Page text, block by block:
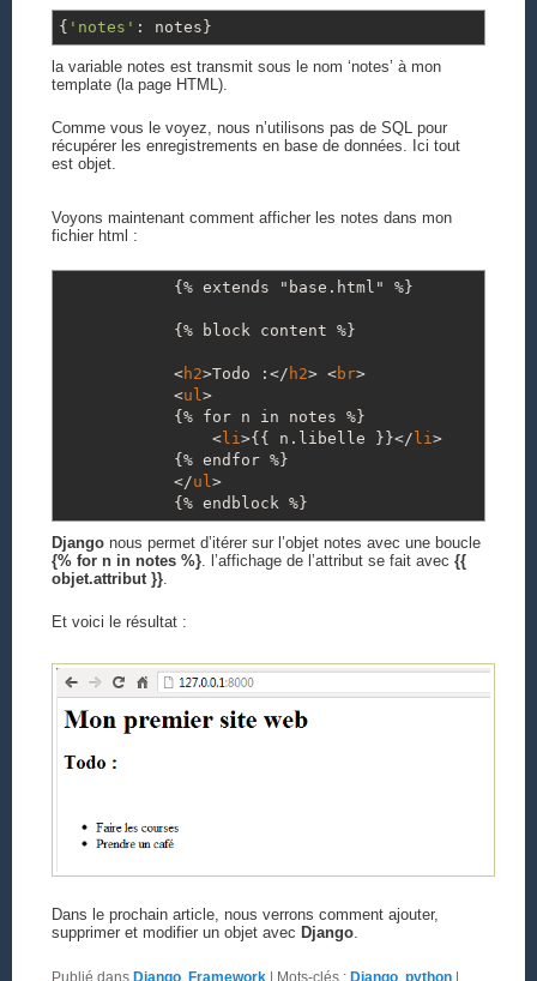
{ 'notes' : notes }
la variable notes est transmit sous le nom ‘notes’ à mon
template (la page HTML).
Comme vous le voyez, nous n’utilisons pas de SQL pour
récupérer les enregistrements en base de données. Ici tout
est objet.
Voyons maintenant comment afficher les notes dans mon
fichier html :
{% extends "base.html" %}
{% block content %}
<h2>Todo : </ h2> <br>
<ul>
{% for n in notes %}
<li>{{ n.libelle }}</ li>
{% endfor %}
</ul>
{% endblock %}
Djangonous permet d’itérer sur l’objet notes avec une boucle
{% for n in notes %}. l’affichage de l’attribut se fait avec {{
objet.attribut }}.
Et voici le résultat :
Dans le prochain article, nous verrons comment ajouter,
supprimer et modifier un objet avec Django.
Publié dans Django, Framework | Mots-clés : Django, python |